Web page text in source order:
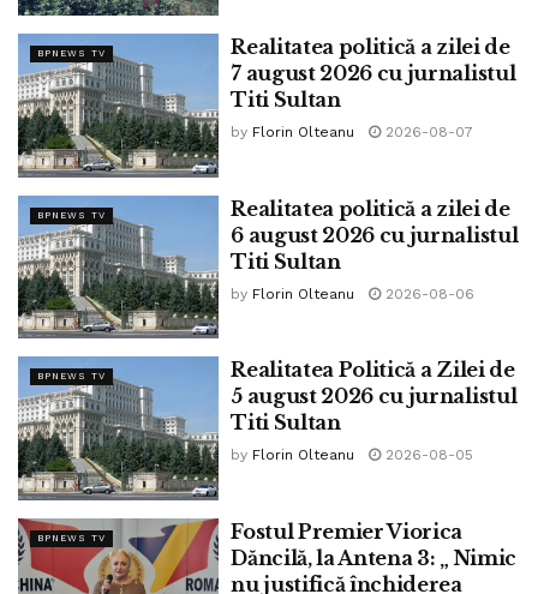
facă bine României dacă atunci când era europarlamentar
vota la Bruxelles, decizii contra României?
Tags: viorica dancila
BPNEWS TV
Realitatea politică a zilei de
7 august 2026 cu jurnalistul
Titi Sultan
by Florin Olteanu 2026-08-07
BPNEWS TV
Realitatea politică a zilei de
6 august 2026 cu jurnalistul
Titi Sultan
by Florin Olteanu 2026-08-06
BPNEWS TV
Realitatea Politică a Zilei de
5 august 2026 cu jurnalistul
Titi Sultan
by Florin Olteanu 2026-08-05
BPNEWS TV
Fostul Premier Viorica
Dăncilă, la Antena 3: „ Nimic
nu justifică închiderea